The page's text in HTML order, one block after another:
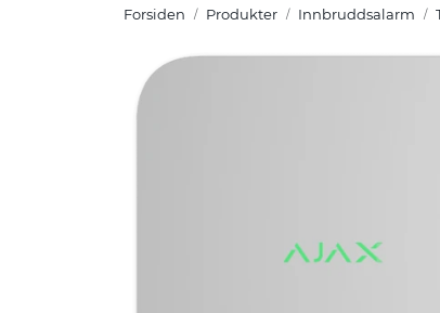
Forsiden Produkter Innbruddsalarm